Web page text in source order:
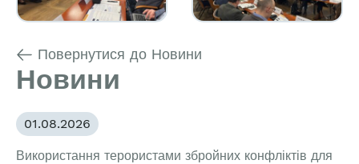
Повернутися до Новини
Новини
01.08.2026
Використання терористами збройних конфліктів для